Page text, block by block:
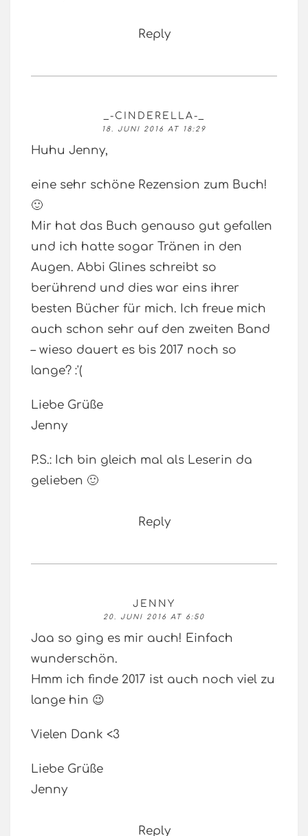
Reply
_-CINDERELLA-_
18. JUNI 2016 AT 18:29
Huhu Jenny,
eine sehr schöne Rezension zum Buch!
🙂
Mir hat das Buch genauso gut gefallen
und ich hatte sogar Tränen in den
Augen. Abbi Glines schreibt so
berührend und dies war eins ihrer
besten Bücher für mich. Ich freue mich
auch schon sehr auf den zweiten Band
– wieso dauert es bis 2017 noch so
lange? :'(
Liebe Grüße
Jenny
P.S.: Ich bin gleich mal als Leserin da
gelieben 🙂
Reply
JENNY
20. JUNI 2016 AT 6:50
Jaa so ging es mir auch! Einfach
wunderschön.
Hmm ich finde 2017 ist auch noch viel zu
lange hin 😉
Vielen Dank <3
Liebe Grüße
Jenny
Reply